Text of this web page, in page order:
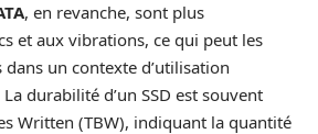
, en revanche, sont plus
et aux vibrations, ce qui peut les
un contexte d’utilisation
durabilité d’un SSD est souvent
Written (TBW), indiquant la quantité